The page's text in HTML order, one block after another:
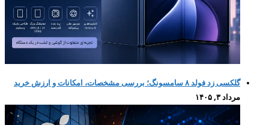
گلکسی زد فولد ۸ سامسونگ؛ بررسی مشخصات، امکانات و ارزش خرید
مرداد ۳, ۱۴۰۵